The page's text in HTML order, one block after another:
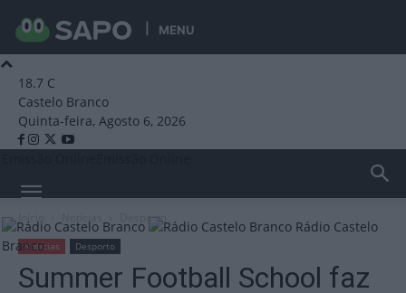
MENU
18.7 C
Castelo Branco
Quinta-feira, Agosto 6, 2026
Rádio Castelo
Branco
Desporto
Notícias Desporto
Summer Football School faz